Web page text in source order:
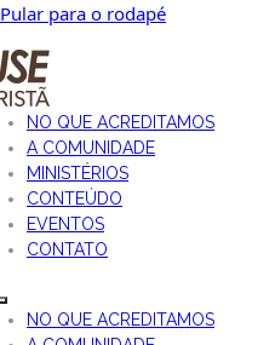
Pular para o rodapé
NO QUE ACREDITAMOS
A COMUNIDADE
MINISTÉRIOS
CONTEÚDO
EVENTOS
CONTATO
NO QUE ACREDITAMOS